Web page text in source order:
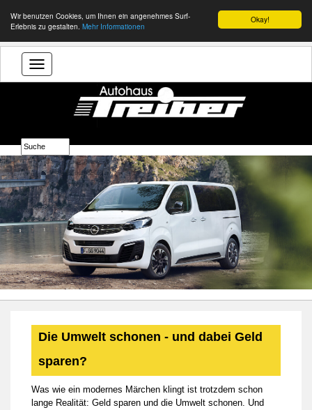
Okay!
Wir benutzen Cookies, um Ihnen ein angenehmes Surf-
Erlebnis zu gestalten. Mehr Informationen
Die Umwelt schonen - und dabei Geld
sparen?
Was wie ein modernes Märchen klingt ist trotzdem schon
lange Realität: Geld sparen und die Umwelt schonen. Und